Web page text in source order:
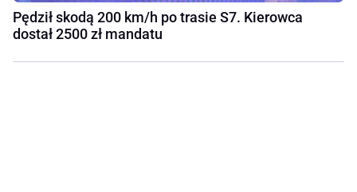
Pędził skodą 200 km/h po trasie S7. Kierowca
dostał 2500 zł mandatu